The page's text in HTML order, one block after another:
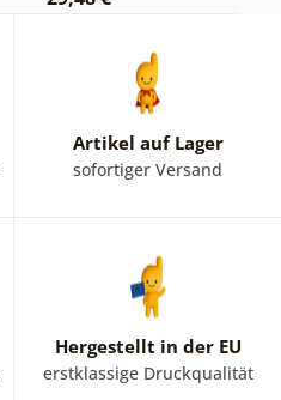
Artikel auf Lager
sofortiger Versand
Hergestellt in der EU
erstklassige Druckqualität